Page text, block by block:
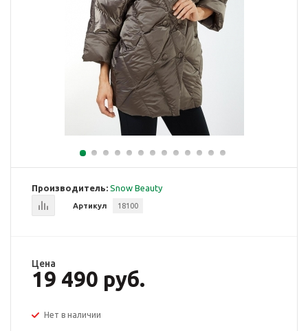
Производитель: Snow Beauty
Артикул 18100
Цена
19 490 руб.
Нет в наличии